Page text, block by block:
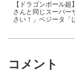
【ドラゴンボール
さんと同じスーパー
さい！」ベジータ「
コメント